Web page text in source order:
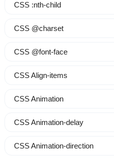
CSS :nth-child
CSS @charset
CSS @font-face
CSS Align-items
CSS Animation
CSS Animation-delay
CSS Animation-direction